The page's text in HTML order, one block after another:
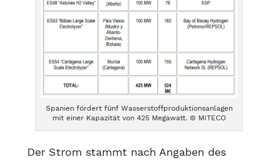
Spanien fördert fünf Wasserstoffproduktionsanlagen
mit einer Kapazität von 425 Megawatt. © MITECO
Der Strom stammt nach Angaben des